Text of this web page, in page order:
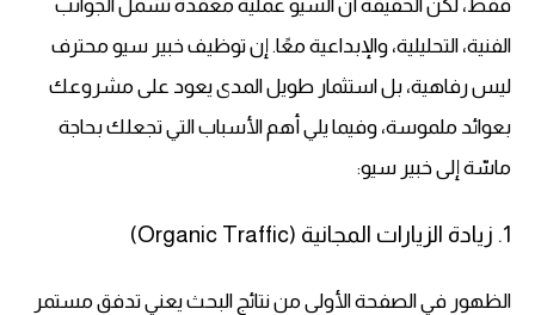
فقط، لكن الحقيقة أن السيو عملية معقدة تشمل الجوانب
الفنية، التحليلية، والإبداعية معًا. إن توظيف خبير سيو محترف
ليس رفاهية، بل استثمار طويل المدى يعود على مشروعك
بعوائد ملموسة، وفيما يلي أهم الأسباب التي تجعلك بحاجة
ماسّة إلى خبير سيو:
1. زيادة الزيارات المجانية (Organic Traffic)
الظهور في الصفحة الأولى من نتائج البحث يعني تدفق مستمر